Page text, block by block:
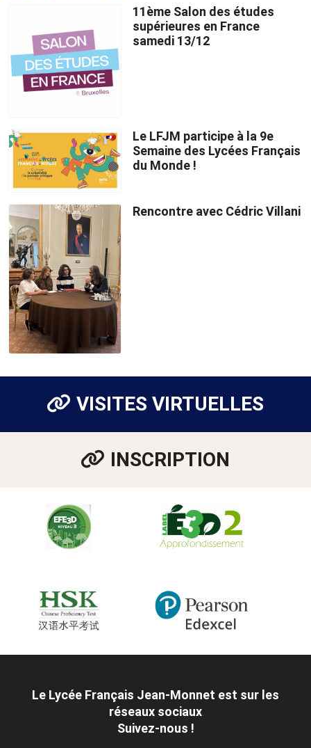
11ème Salon des études
supérieures en France
samedi 13/12
Le LFJM participe à la 9e
Semaine des Lycées Français
du Monde !
Rencontre avec Cédric Villani
VISITES VIRTUELLES
INSCRIPTION
Le Lycée Français Jean-Monnet est sur les
réseaux sociaux
Suivez-nous !